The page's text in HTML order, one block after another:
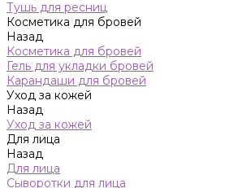
Тушь для ресниц
Косметика для бровей
Назад
Косметика для бровей
Гель для укладки бровей
Карандаши для бровей
Уход за кожей
Назад
Уход за кожей
Для лица
Назад
Для лица
Сыворотки для лица